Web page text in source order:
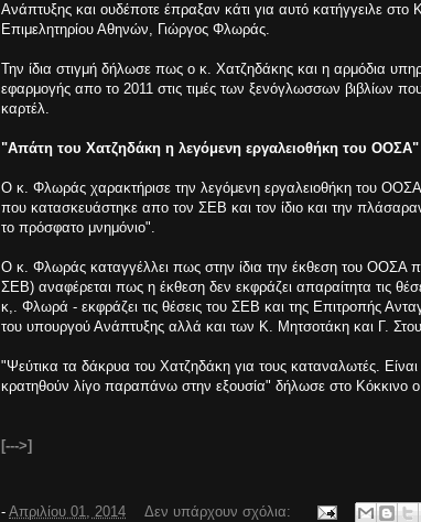
Ανάπτυξης και ουδέποτε έπραξαν κάτι για αυτό κατήγγειλε στο
Επιμελητηρίου Αθηνών, Γιώργος Φλωράς.
Την ίδια στιγμή δήλωσε πως ο κ. Χατζηδάκης και η αρμόδια
εφαρμογής απο το 2011 στις τιμές των ξενόγλωσσων βιβλίων
καρτέλ.
"Απάτη του Χατζηδάκη η λεγόμενη εργαλειοθήκη του ΟΟΣΑ"
Ο κ. Φλωράς χαρακτήρισε την λεγόμενη εργαλειοθήκη του
που κατασκευάστηκε απο τον ΣΕΒ και τον ίδιο και την
το πρόσφατο μνημόνιο".
Ο κ. Φλωράς καταγγέλλει πως στην ίδια την έκθεση του ΟΟΣΑ
ΣΕΒ) αναφέρεται πως η έκθεση δεν εκφράζει απαραίτητα τις
κ,. Φλωρά - εκφράζει τις θέσεις του ΣΕΒ και της Επιτροπής
του υπουργού Ανάπτυξης αλλά και των Κ. Μητσοτάκη και Γ.
"Ψεύτικα τα δάκρυα του Χατζηδάκη για τους καταναλωτές.
κρατηθούν λίγο παραπάνω στην εξουσία" δήλωσε στο Κόκκινο
[--->]
- Απριλίου 01, 2014 Δεν υπάρχουν σχόλια: